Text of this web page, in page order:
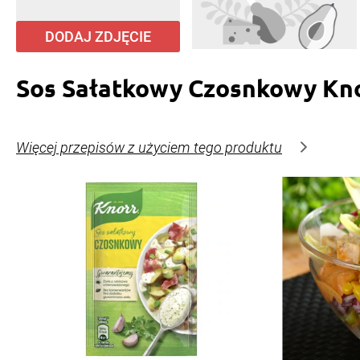
DODAJ ZDJĘCIE
Sos Sałatkowy Czosnkowy
Więcej przepisów z użyciem tego produktu